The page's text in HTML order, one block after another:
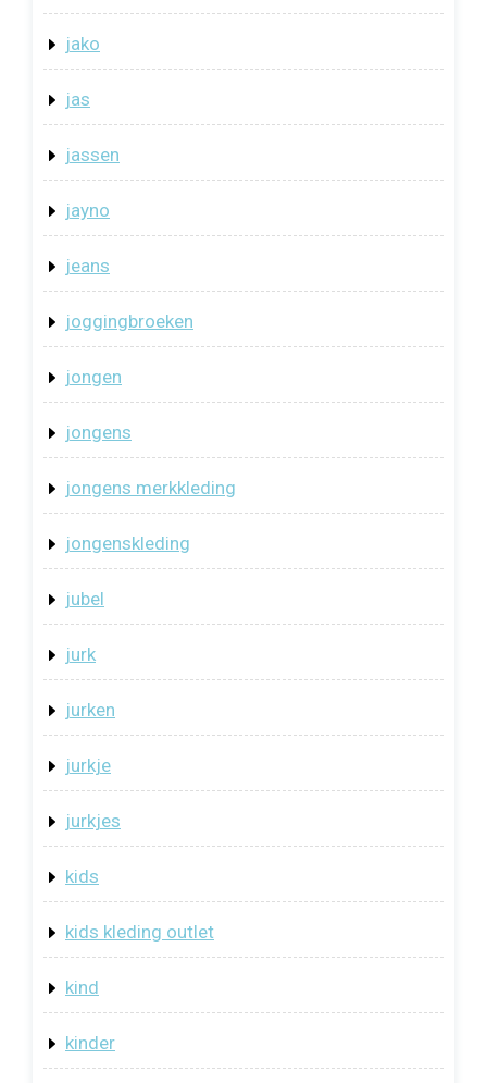
jako
jas
jassen
jayno
jeans
joggingbroeken
jongen
jongens
jongens merkkleding
jongenskleding
jubel
jurk
jurken
jurkje
jurkjes
kids
kids kleding outlet
kind
kinder